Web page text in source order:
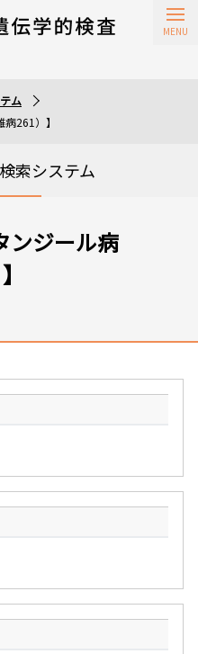
査
ム
261）】
索システム
ンジール病